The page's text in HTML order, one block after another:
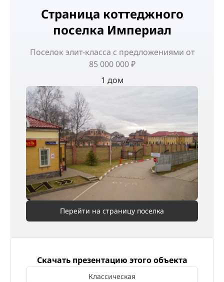
Страница коттеджного
поселка Империал
Поселок элит-класса с предложениями от
85 000 000 ₽
1 дом
Перейти на страницу поселка
Скачать презентацию этого объекта
Классическая